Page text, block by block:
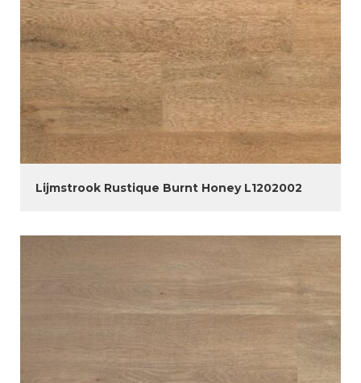
Lijmstrook Rustique Burnt Honey L1202002